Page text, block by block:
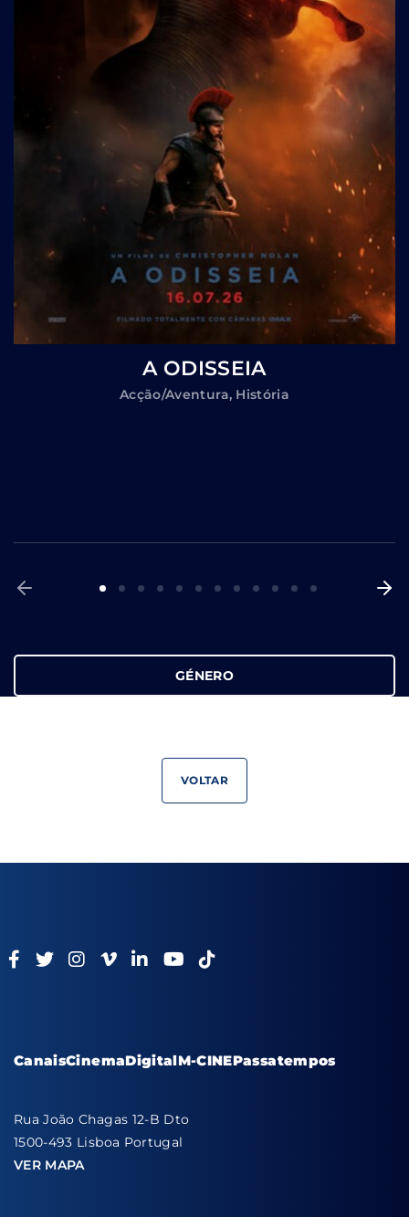
A ODISSEIA
Acção/Aventura História
GÉNERO
VOLTAR
CanaisCinemaDigitalM-CINEPassatempos
Rua João Chagas 12-B Dto
1500-493 Lisboa Portugal
VER MAPA